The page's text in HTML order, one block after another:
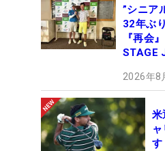
”シニア
32年ぶ
『再会
STAGE
2026年8
米